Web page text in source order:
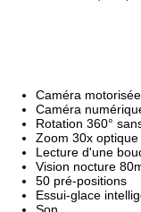
Caméra motorisée
Caméra
Rotation 360°
Zoom 30x
Lecture d'une
Vision nocture
50 pré-positions
Essui-glace
Son